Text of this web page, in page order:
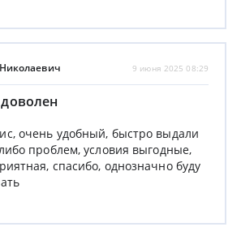
9 июня 2025 08:29
очень удобный, быстро выдали
проблем, условия выгодные,
спасибо, однозначно буду